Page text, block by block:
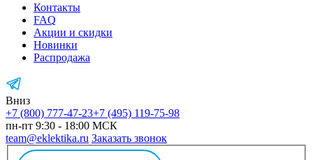
Контакты
FAQ
Акции и скидки
Новинки
Распродажа
Вниз
+7 (800) 777-47-23+7 (495) 119-75-98
пн-пт 9:30 - 18:00 МСК
team@eklektika.ru Заказать звонок